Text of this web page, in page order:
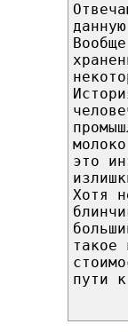
это
Хотя
такое
пути